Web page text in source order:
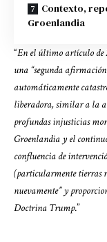
Contexto,
Groenlandia
“En el último artículo de
una “segunda
automáticamente
liberadora, similar a la
profundas injusticias
Groenlandia y el
confluencia de
(particularmente tierras
nuevamente” y
Doctrina Trump.”